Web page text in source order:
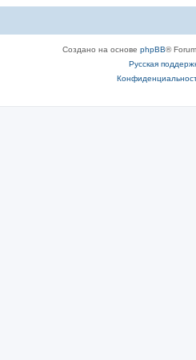
Создано на основе phpBB®
Русская